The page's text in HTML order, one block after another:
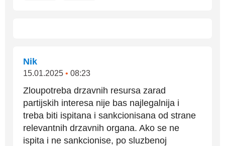
Nik
15.01.2025 • 08:23
Zloupotreba drzavnih resursa zarad
partijskih interesa nije bas najlegalnija i
treba biti ispitana i sankcionisana od strane
relevantnih drzavnih organa. Ako se ne
ispita i ne sankcionise, po sluzbenoj